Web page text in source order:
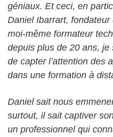
géniaux. Et ceci, en
Daniel Ibarrart, fondateur
moi-même formateur
depuis plus de 20 ans,
de capter l’attention des
dans une formation à
Daniel sait nous
surtout, il sait captiver
un professionnel qui